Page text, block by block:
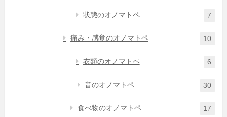
状態のオノマトペ 7
痛み・感覚のオノマトペ 10
衣類のオノマトペ 6
音のオノマトペ 30
食べ物のオノマトペ 17